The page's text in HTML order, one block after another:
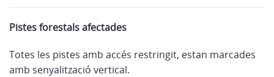
Pistes forestals afectades
Totes les pistes amb accés restringit, estan marcades
amb senyalització vertical.